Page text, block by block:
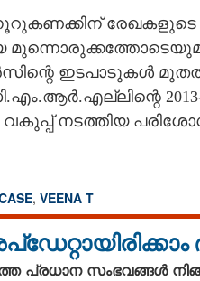
രേഖകളുടെ
ഇടപാടുകൾ
നടത്തിയ
, VEENA T
പ്രധാന സംഭവങ്ങൾ